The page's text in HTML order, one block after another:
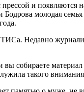
и
Бодрова молодая
Недавно
собираете
такого